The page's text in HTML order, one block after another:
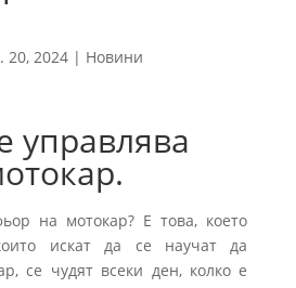
20, 2024| Новини
управлява
на мотокар? Е това, което
искат да се научат да
се чудят всеки ден, колко е